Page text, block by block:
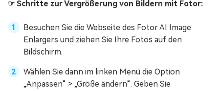
☞ Schritte zur Vergrößerung von Bildern mit Fotor:
Besuchen Sie die Webseite des Fotor AI Image
Enlargers und ziehen Sie Ihre Fotos auf den
Bildschirm.
Wählen Sie dann im linken Menü die Option
„Anpassen“ > „Größe ändern“. Geben Sie